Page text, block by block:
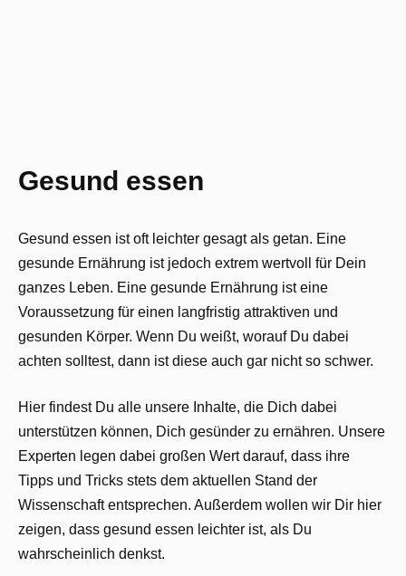
Gesund essen
Gesund essen ist oft leichter gesagt als getan. Eine
gesunde Ernährung ist jedoch extrem wertvoll für Dein
ganzes Leben. Eine gesunde Ernährung ist eine
Voraussetzung für einen langfristig attraktiven und
gesunden Körper. Wenn Du weißt, worauf Du dabei
achten solltest, dann ist diese auch gar nicht so schwer.
Hier findest Du alle unsere Inhalte, die Dich dabei
unterstützen können, Dich gesünder zu ernähren. Unsere
Experten legen dabei großen Wert darauf, dass ihre
Tipps und Tricks stets dem aktuellen Stand der
Wissenschaft entsprechen. Außerdem wollen wir Dir hier
zeigen, dass gesund essen leichter ist, als Du
wahrscheinlich denkst.